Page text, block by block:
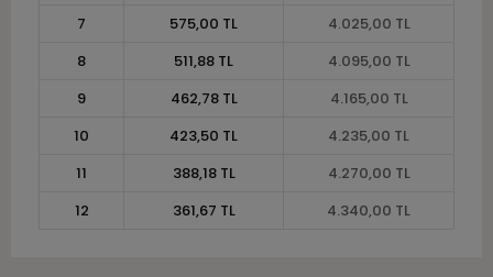
7
575,00 TL
4.025,00 TL
8
511,88 TL
4.095,00 TL
9
462,78 TL
4.165,00 TL
10
423,50 TL
4.235,00 TL
11
388,18 TL
4.270,00 TL
12
361,67 TL 4.340,00 TL